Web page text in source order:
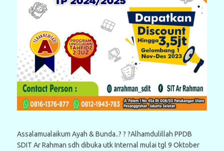
Assalamualaikum Ayah & Bunda..? ? ?Alhamdulillah PPDB
SDIT Ar Rahman sdh dibuka utk Internal mulai tgl 9 Oktober